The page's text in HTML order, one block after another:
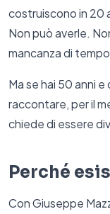
costruiscono in 20
Non può averle.
mancanza di
Ma se hai 50 anni
raccontare, per il
chiede di essere
Perché
Con Giuseppe